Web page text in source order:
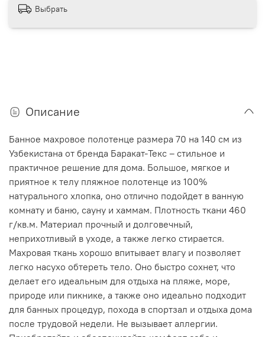
Выбрать
Описание
Банное махровое полотенце размера 70 на 140 см из
Узбекистана от бренда Баракат-Текс – стильное и
практичное решение для дома. Большое, мягкое и
приятное к телу пляжное полотенце из 100%
натурального хлопка, оно отлично подойдет в ванную
комнату и баню, сауну и хаммам. Плотность ткани 460
г/кв.м. Материал прочный и долговечный,
неприхотливый в уходе, а также легко стирается.
Махровая ткань хорошо впитывает влагу и позволяет
легко насухо обтереть тело. Оно быстро сохнет, что
делает его идеальным для отдыха на пляже, море,
природе или пикнике, а также оно идеально подходит
для банных процедур, похода в спортзал и отдыха дома
после трудовой недели. Не вызывает аллергии.